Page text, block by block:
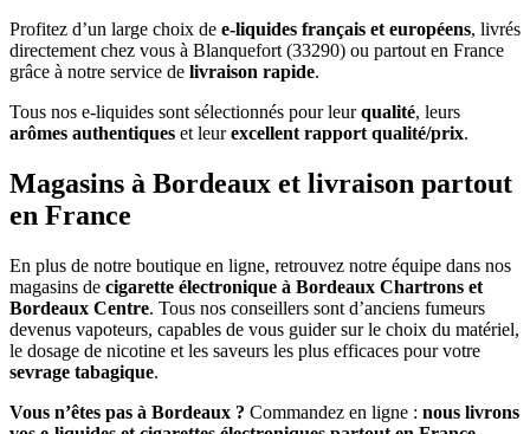
Profitez d’un large choix de e-liquides français et européens, livrés
directement chez vous à Blanquefort (33290) ou partout en France
grâce à notre service de livraison rapide.
Tous nos e-liquides sont sélectionnés pour leurqualité, leurs
arômes authentiques et leurexcellent rapport qualité/prix.
Magasins à Bordeaux et livraison partout
en France
En plus de notre boutique en ligne, retrouvez notre équipe dans nos
magasins de cigarette électronique à Bordeaux Chartrons et
Bordeaux Centre. Tous nos conseillers sont d’anciens fumeurs
devenus vapoteurs, capables de vous guider sur le choix du matériel,
le dosage de nicotine et les saveurs les plus efficaces pour votre
sevrage tabagique.
Vous n’êtes pas à Bordeaux ? Commandez en ligne : nous livrons